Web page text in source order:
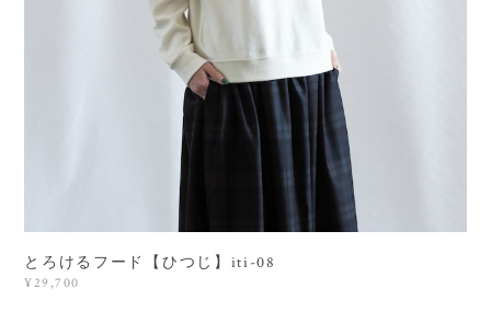
とろけるフード【ひつじ】iti-08
¥29,700